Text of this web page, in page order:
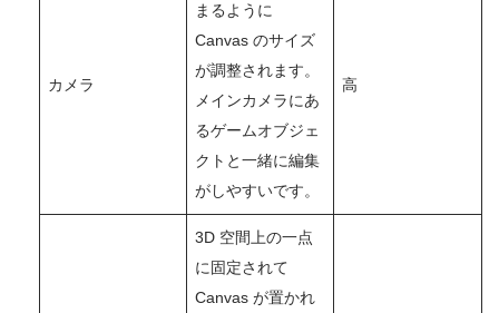
カメラ
まるように
Canvas のサイズ
が調整されます。
メインカメラにあ
るゲームオブジェ
クトと一緒に編集
がしやすいです。
高
3D 空間上の一点
に固定されて
Canvas が置かれ